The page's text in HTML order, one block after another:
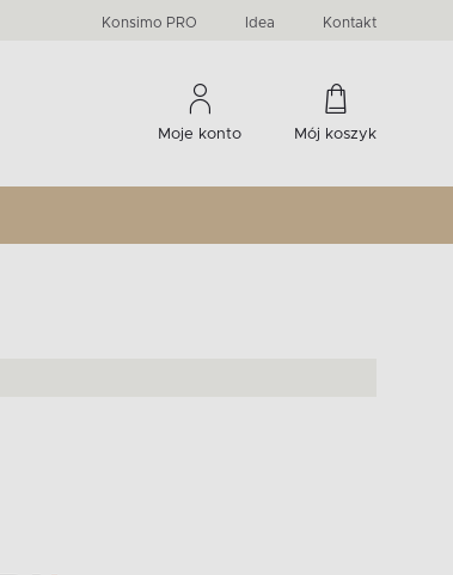
Konsimo PRO Idea Kontakt
Moje konto Mój koszyk
Komody, szafki RTV, witryny...
-33 %
Liczba produktów:60
Liczba produktów:274